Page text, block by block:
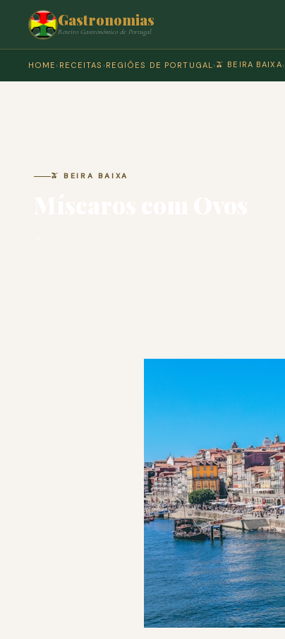
Gastronomias
Roteiro Gastronómico de Portugal
HOME › RECEITAS › REGIÕES DE PORTUGAL› 🫒 BEIRA BAIXA›
🫒 BEIRA BAIXA